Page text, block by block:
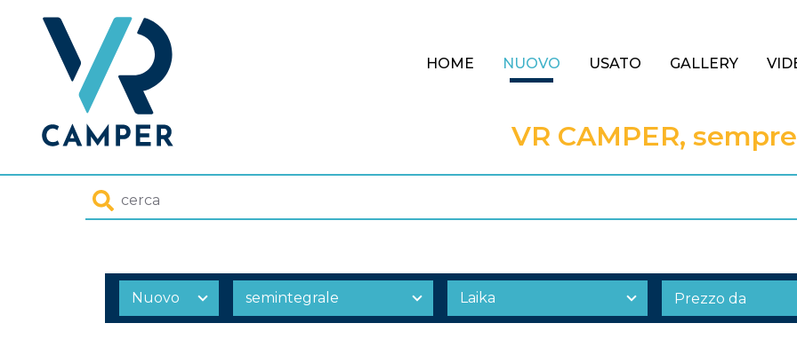
HOME NUOVO USATO GALLERY
VR CAMPER,